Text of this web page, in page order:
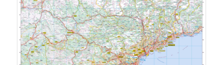
à
220.00 €